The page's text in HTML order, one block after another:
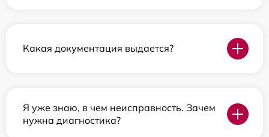
Какая документация выдается?
Я уже знаю, в чем неисправность. Зачем
нужна диагностика?